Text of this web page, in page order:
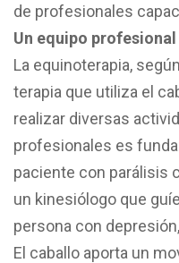
de profesionales
Un equipo
La equinoterapia,
terapia que utiliza el
realizar diversas
profesionales es
paciente con parálisis
un kinesiólogo que
persona con
El caballo aporta un